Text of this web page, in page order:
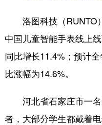
山东 河南
广东
甘肃
洛图科技（RUNTO
中国儿童智能手表线上
同比增长11.4%；预计
比涨幅为14.6%。
河北省石家庄市一名
者，大部分学生都戴着